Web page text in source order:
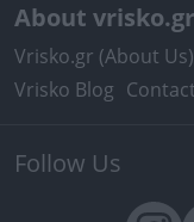
About vrisko.gr
Vrisko.gr (About Us)
Vrisko Blog
Follow Us